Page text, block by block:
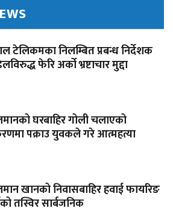
टेलिकमका निलम्बित प्रबन्ध निर्देशक
फेरि अर्को भ्रष्टाचार मुद्दा
घरबाहिर गोली चलाएको
पक्राउ युवकले गरे आत्महत्या
खानको निवासबाहिर हवाई फायरिङ
तस्विर सार्बजनिक